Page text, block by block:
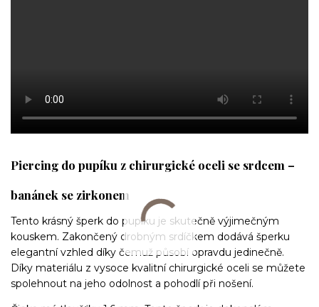
Piercing do pupíku z chirurgické oceli se srdcem –
banánek se zirkonem
Tento krásný šperk do pupíku je skutečně výjimečným
kouskem. Zakončený drobným srdíčkem dodává šperku
elegantní vzhled díky čemuž působí opravdu jedinečně.
Díky materiálu z vysoce kvalitní chirurgické oceli se můžete
spolehnout na jeho odolnost a pohodlí při nošení.